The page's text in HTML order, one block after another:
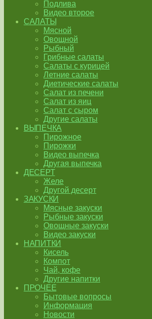
Подлива
Видео второе
САЛАТЫ
Мясной
Овощной
Рыбный
Грибные салаты
Салаты с курицей
Летние салаты
Диетические салаты
Салат из печени
Салат из яиц
Салат с сыром
Другие салаты
ВЫПЕЧКА
Пирожное
Пирожки
Видео выпечка
Другая выпечка
ДЕСЕРТ
Желе
Другой десерт
ЗАКУСКИ
Мясные закуски
Рыбные закуски
Овощные закуски
Видео закуски
НАПИТКИ
Кисель
Компот
Чай, кофе
Другие напитки
ПРОЧЕЕ
Бытовые вопросы
Информация
Новости